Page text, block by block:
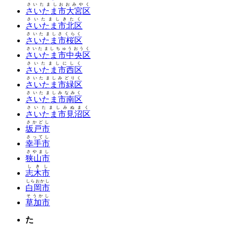
さいたま市大宮区
さいたましおおみやく
さいたま市北区
さいたましきたく
さいたま市桜区
さいたましさくらく
さいたま市中央区
さいたましちゅうおうく
さいたま市西区
さいたましにしく
さいたま市緑区
さいたましみどりく
さいたま市南区
さいたましみなみく
さいたま市見沼区
さいたましみぬまく
坂戸市
さかどし
幸手市
さってし
狭山市
さやまし
志木市
しきし
白岡市
しらおかし
草加市
そうかし
た